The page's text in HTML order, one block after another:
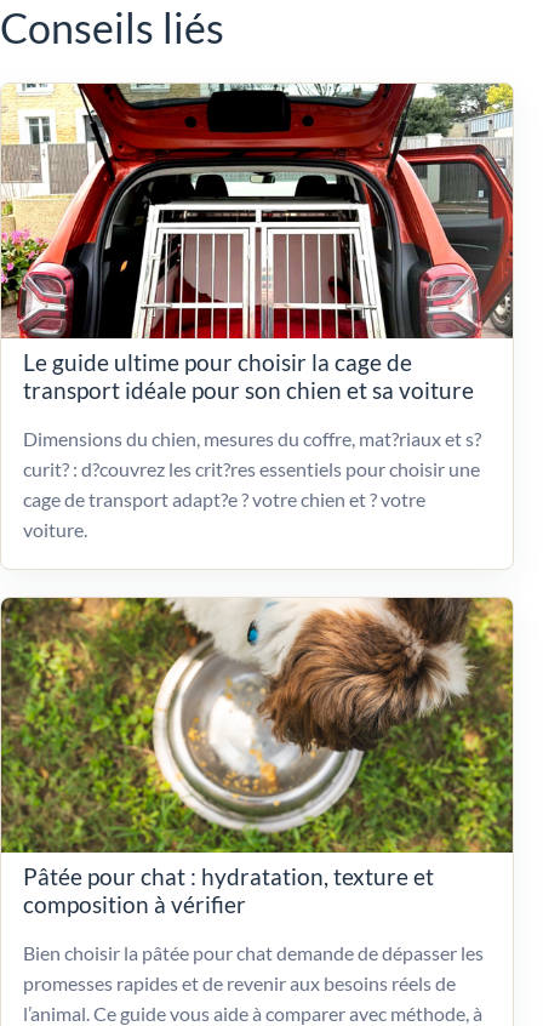
Conseils liés
Le guide ultime pour choisir la cage de
transport idéale pour son chien et sa voiture
Dimensions du chien, mesures du coffre, mat?riaux et s?
curit? : d?couvrez les crit?res essentiels pour choisir une
cage de transport adapt?e ? votre chien et ? votre
voiture.
Pâtée pour chat : hydratation, texture et
composition à vérifier
Bien choisir la pâtée pour chat demande de dépasser les
promesses rapides et de revenir aux besoins réels de
l’animal. Ce guide vous aide à comparer avec méthode, à